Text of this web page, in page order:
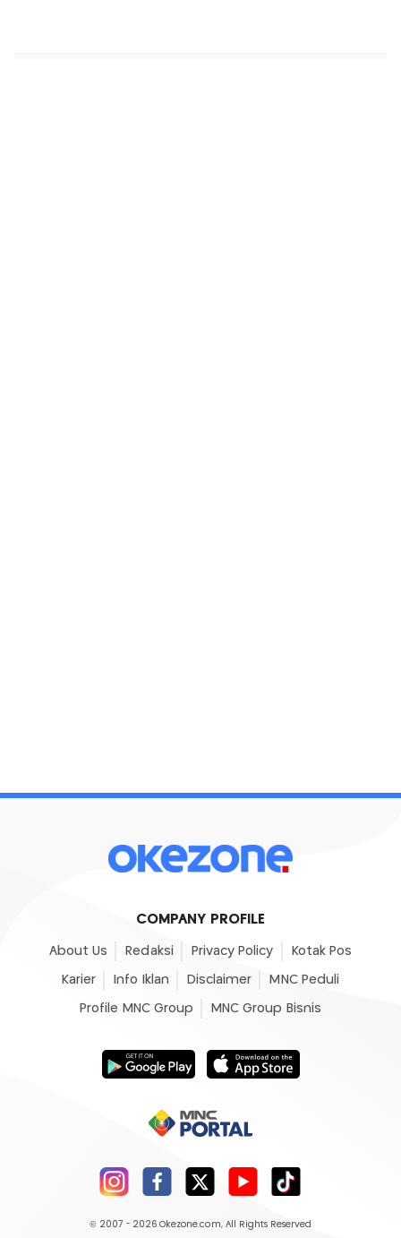
COMPANY PROFILE
About Us Redaksi Privacy Policy Kotak Pos
Karier Info Iklan Disclaimer MNC Peduli
Profile MNC Group MNC Group Bisnis
© 2007 - 2026 Okezone.com, All Rights Reserved